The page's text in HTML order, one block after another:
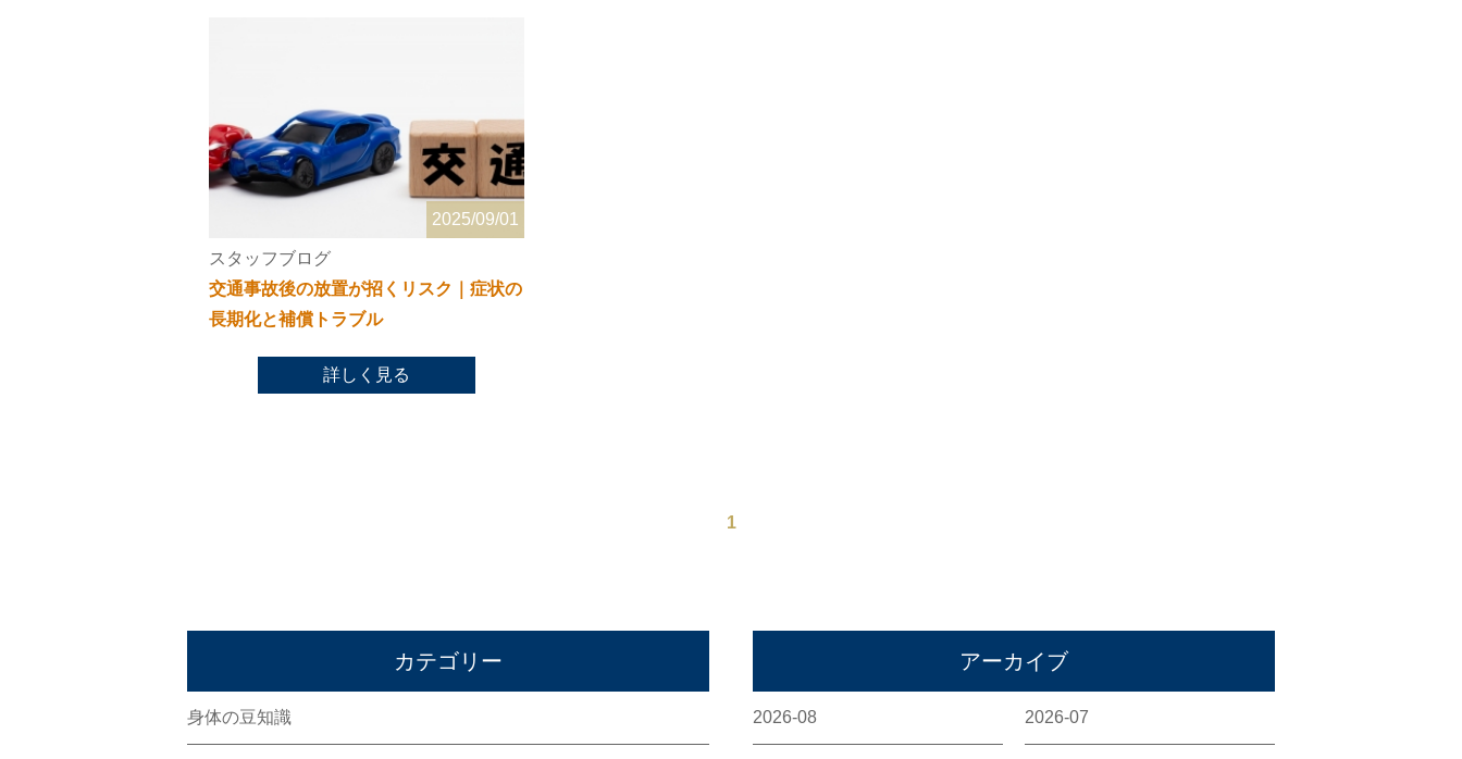
2025/09/01
スタッフブログ
交通事故後の放置が招くリスク｜症状の
長期化と補償トラブル
詳しく見る
1
カテゴリー
身体の豆知識
アーカイブ
2026-08 2026-07